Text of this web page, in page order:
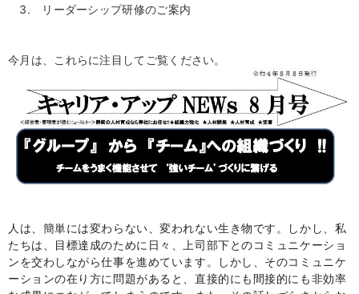
3. リーダーシップ研修のご案内
今月は、これらに注目してご覧ください。
人は、簡単には変わらない、変われない生き物です。しかし、私
たちは、目標達成のために日々、上司部下とのコミュニケーショ
ンを交わしながら仕事を進めています。しかし、そのコミュニケ
ーションの在り方に問題があると、直接的にも間接的にも非効率